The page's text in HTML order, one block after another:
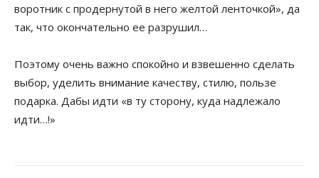
воротник с продернутой в него желтой ленточкой», да
так, что окончательно ее разрушил…
Поэтому очень важно спокойно и взвешенно сделать
выбор, уделить внимание качеству, стилю, пользе
подарка. Дабы идти «в ту сторону, куда надлежало
идти…!»